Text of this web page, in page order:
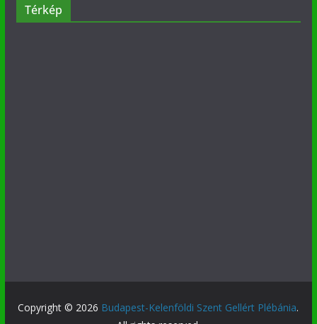
Térkép
Copyright © 2026 Budapest-Kelenföldi Szent Gellért Plébánia.